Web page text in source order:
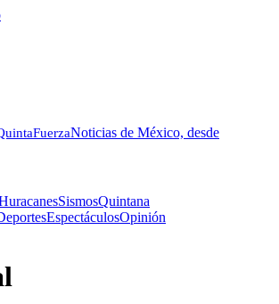
FuerzaNoticias de México, desde
SismosQuintana
EspectáculosOpinión